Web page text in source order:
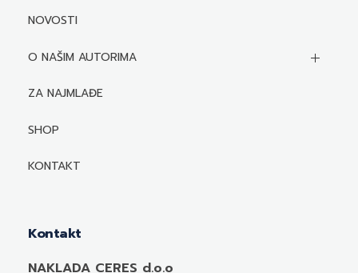
NOVOSTI
O NAŠIM AUTORIMA
Biografije autora
Mediji o autorima i njihovim naslovima
ZA NAJMLAĐE
SHOP
KONTAKT
Kontakt
NAKLADA CERES d.o.o